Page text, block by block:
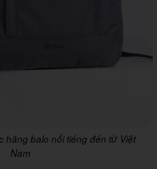
hãng balo nổi tiếng đến từ Việt
Nam